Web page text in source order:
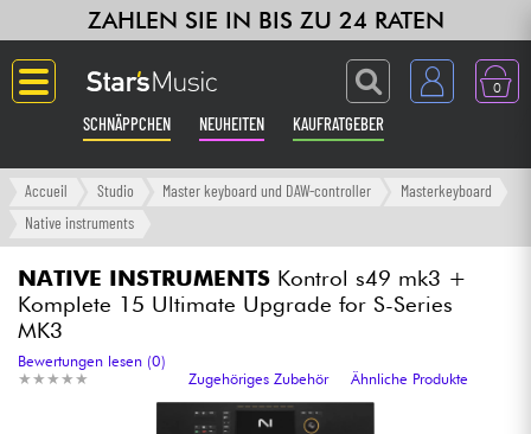
ZAHLEN SIE IN BIS ZU 24 RATEN
0
SCHNÄPPCHEN NEUHEITEN KAUFRATGEBER
Langue
Verstärker & Effekte
Klaviere & Piano
Synths & samplers
Accueil Studio Master keyboard und DAW-controller
Masterkeyboard
Native instruments
NATIVE INSTRUMENTS Kontrol s49 mk3 +
Komplete 15 Ultimate Upgrade for S-Series
MK3
★ ★ ★ ★ ★
★ ★ ★ ★ ★
Bewertungen lesen (0)
Zugehöriges Zubehör
Ähnliche Produkte